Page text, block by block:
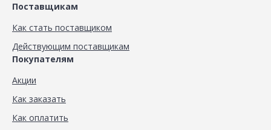
Поставщикам
Как стать поставщиком
Действующим поставщикам
Покупателям
Акции
Как заказать
Как оплатить